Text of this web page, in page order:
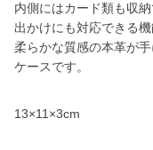
内側にはカード類も収
出かけにも対応できる機
柔らかな質感の本革が
ケースです。
13×11×3cm